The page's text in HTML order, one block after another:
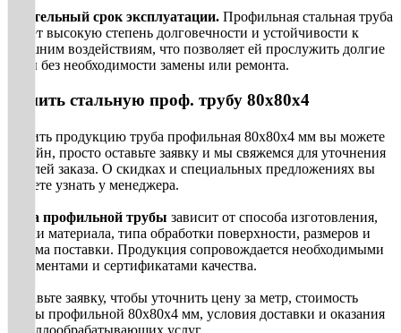
Длительный срок эксплуатации. Профильная стальная труба
имеет высокую степень долговечности и устойчивости к
внешним воздействиям, что позволяет ей прослужить долгие
годы без необходимости замены или ремонта.
Купить стальную проф. трубу 80х80х4
Купить продукцию труба профильная 80х80х4 мм вы можете
онлайн, просто оставьте заявку и мы свяжемся для уточнения
деталей заказа. О скидках и специальных предложениях вы
можете узнать у менеджера.
Цена профильной трубы зависит от способа изготовления,
марки материала, типа обработки поверхности, размеров и
объема поставки. Продукция сопровождается необходимыми
документами и сертификатами качества.
Оставьте заявку, чтобы уточнить цену за метр, стоимость
трубы профильной 80х80х4 мм, условия доставки и оказания